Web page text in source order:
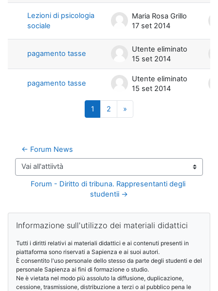
Lezioni di psicologia
sociale
Maria Rosa Grillo
17 set 2014
pagamento tasse
Utente eliminato
15 set 2014
pagamento tasse
Utente eliminato
15 set 2014
1 Pagina 1
2 Pagina 2
»
← Forum News
Vai all'attiivtà
Forum - Diritto di tribuna. Rappresentanti degli
studentii →
Blocchi
Informazione sull'utilizzo dei materiali didattici
Tutti i diritti relativi ai materiali didattici e ai contenuti presenti in
piattaforma sono riservati a Sapienza e ai suoi autori.
È consentito l'uso personale dello stesso da parte degli studenti e del
personale Sapienza ai fini di formazione o studio.
Ne è vietata nel modo più assoluto la diffusione, duplicazione,
cessione, trasmissione, distribuzione a terzi o al pubblico pena le